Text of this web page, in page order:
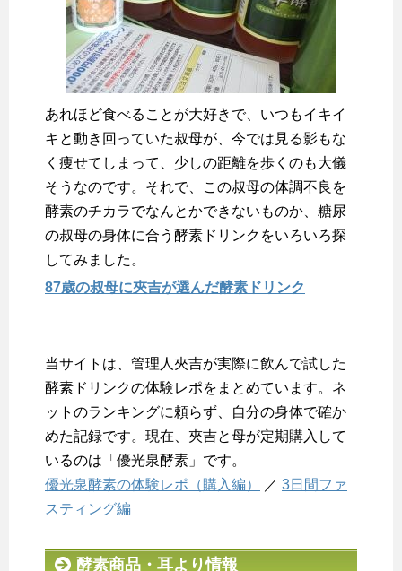
あれほど食べることが大好きで、いつもイキイ
キと動き回っていた叔母が、今では見る影もな
く痩せてしまって、少しの距離を歩くのも大儀
そうなのです。それで、この叔母の体調不良を
酵素のチカラでなんとかできないものか、糖尿
の叔母の身体に合う酵素ドリンクをいろいろ探
してみました。
87歳の叔母に夾吉が選んだ酵素ドリンク
当サイトは、管理人夾吉が実際に飲んで試した
酵素ドリンクの体験レポをまとめています。ネ
ットのランキングに頼らず、自分の身体で確か
めた記録です。現在、夾吉と母が定期購入して
いるのは「優光泉酵素」です。
優光泉酵素の体験レポ（購入編）
／ 3日間ファ
スティング編
酵素商品・耳より情報